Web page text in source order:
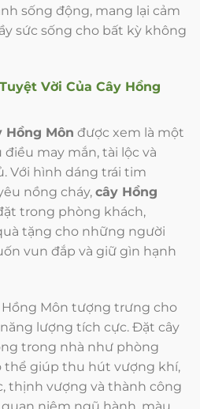
sống động, mang lại cảm
sức sống cho bất kỳ không
Vời Của Cây Hồng
Hồng Môn được xem là một
may mắn, tài lộc và
Với hình dáng trái tim
nồng cháy, cây Hồng
trong phòng khách,
tặng cho những người
vun đắp và giữ gìn hạnh
Hồng Môn tượng trưng cho
lượng tích cực. Đặt cây
trong nhà như phòng
thể giúp thu hút vượng khí,
thịnh vượng và thành công